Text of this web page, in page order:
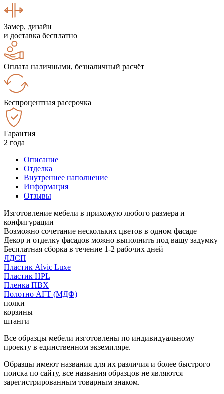
Замер, дизайн
и доставка бесплатно
Оплата наличными, безналичный расчёт
Беспроцентная рассрочка
Гарантия
2 года
Описание
Отделка
Внутреннее наполнение
Информация
Отзывы
Изготовление мебели в прихожую любого размера и
конфигурации
Возможно сочетание нескольких цветов в одном фасаде
Декор и отделку фасадов можно выполнить под вашу задумку
Бесплатная сборка в течение 1-2 рабочих дней
ЛДСП
Пластик Alvic Luxe
Пластик HPL
Пленка ПВХ
Полотно АГТ (МДФ)
полки
корзины
штанги
Все образцы мебели изготовлены по индивидуальному
проекту в единственном экземпляре.
Образцы имеют названия для их различия и более быстрого
поиска по сайту, все названия образцов не являются
зарегистрированным товарным знаком.